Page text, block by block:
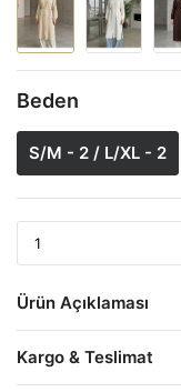
Beden
S/M - 2 / L/XL - 2
Ürün Açıklaması
Kargo & Teslimat